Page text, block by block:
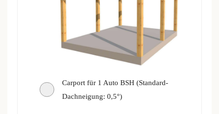
Carport für 1 Auto BSH (Standard-
Dachneigung: 0,5°)